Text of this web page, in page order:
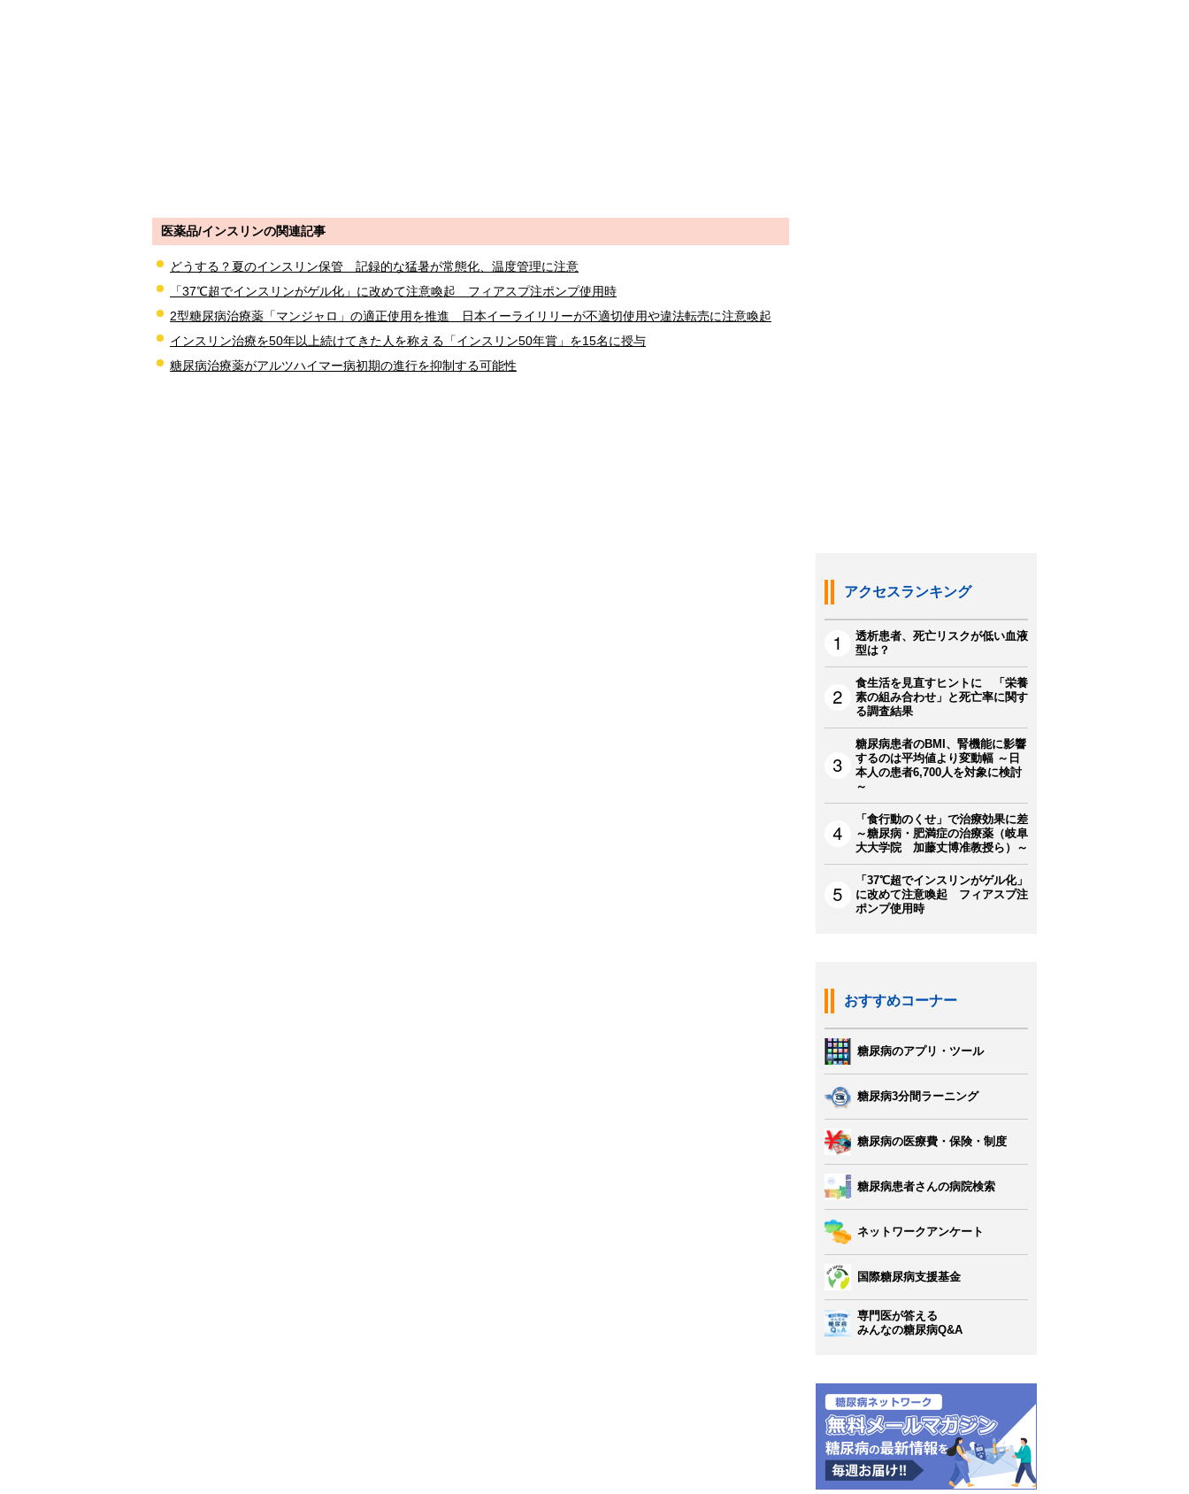
医薬品/インスリンの関連記事
どうする？夏のインスリン保管 記録的な猛暑が常態化、温度管理に注意
「37℃超でインスリンがゲル化」に改めて注意喚起 フィアスプ注ポンプ使用時
2型糖尿病治療薬「マンジャロ」の適正使用を推進 日本イーライリリーが不適切使用や違法転売に注意喚起
インスリン治療を50年以上続けてきた人を称える「インスリン50年賞」を15名に授与
糖尿病治療薬がアルツハイマー病初期の進行を抑制する可能性
アクセスランキング
透析患者、死亡リスクが低い血液
型は？
食生活を見直すヒントに 「栄養
素の組み合わせ」と死亡率に関す
る調査結果
糖尿病患者のBMI、腎機能に影響
するのは平均値より変動幅 ～日
本人の患者6,700人を対象に検討
～
「食行動のくせ」で治療効果に差
～糖尿病・肥満症の治療薬（岐阜
大大学院 加藤丈博准教授ら）～
「37℃超でインスリンがゲル化」
に改めて注意喚起 フィアスプ注
ポンプ使用時
おすすめコーナー
糖尿病のアプリ・ツール
糖尿病3分間ラーニング
糖尿病の医療費・保険・制度
糖尿病患者さんの病院検索
ネットワークアンケート
国際糖尿病支援基金
専門医が答える
みんなの糖尿病Q&A